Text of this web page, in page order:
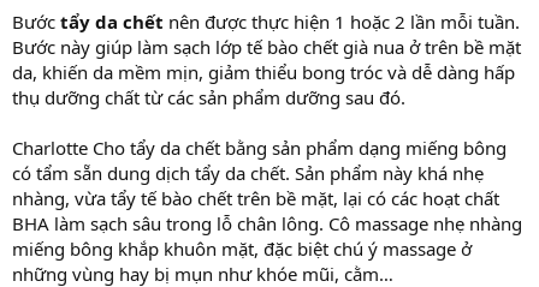
Bước tẩy da chết nên được thực hiện 1 hoặc 2 lần mỗi tuần.
Bước này giúp làm sạch lớp tế bào chết già nua ở trên bề mặt
da, khiến da mềm mịn, giảm thiểu bong tróc và dễ dàng hấp
thụ dưỡng chất từ các sản phẩm dưỡng sau đó.
Charlotte Cho tẩy da chết bằng sản phẩm dạng miếng bông
có tẩm sẵn dung dịch tẩy da chết. Sản phẩm này khá nhẹ
nhàng, vừa tẩy tế bào chết trên bề mặt, lại có các hoạt chất
BHA làm sạch sâu trong lỗ chân lông. Cô massage nhẹ nhàng
miếng bông khắp khuôn mặt, đặc biệt chú ý massage ở
những vùng hay bị mụn như khóe mũi, cằm…